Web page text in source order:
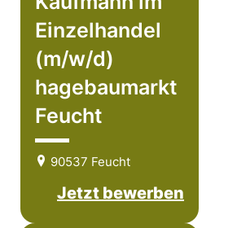
Einzelhandel
(m/w/d)
hagebaumarkt
Feucht
90537 Feucht
Jetzt bewerben